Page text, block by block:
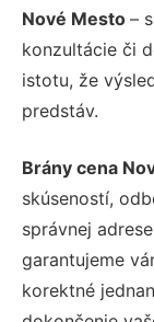
Nové Mesto –
konzultácie či
istotu, že
predstáv.
Brány cena
skúseností,
správnej
garantujeme
korektné